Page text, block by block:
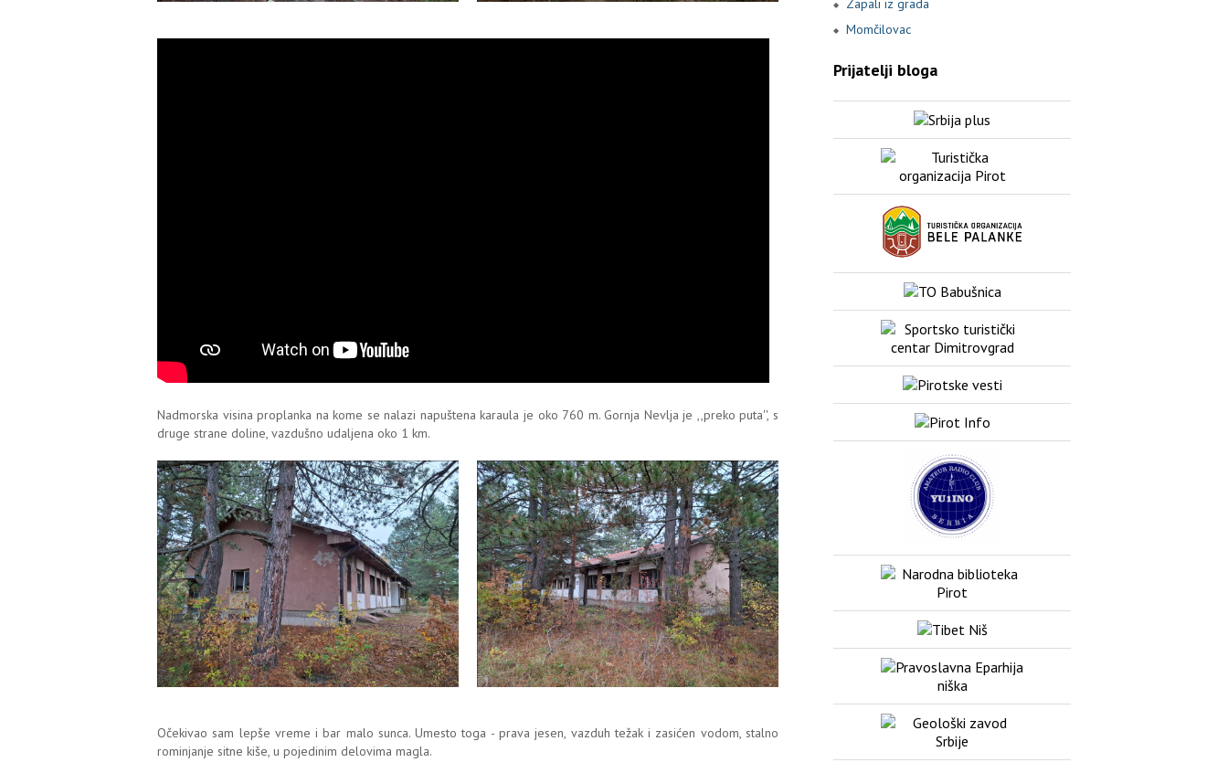
Nadmorska visina proplanka na kome se nalazi napuštena karaula je oko 760 m. Gornja Nevlja je ,,preko puta'', s
druge strane doline, vazdušno udaljena oko 1 km.
Očekivao sam lepše vreme i bar malo sunca. Umesto toga - prava jesen, vazduh težak i zasićen vodom, stalno
rominjanje sitne kiše, u pojedinim delovima magla.
Zapali iz grada
Momčilovac
Prijatelji bloga